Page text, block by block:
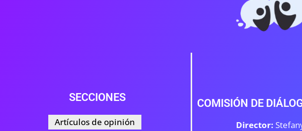
SECCIONES
Artículos de opinión
COMISIÓN DE
Director: